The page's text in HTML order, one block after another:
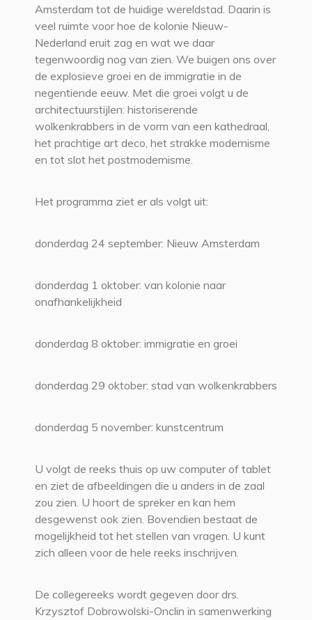
Amsterdam tot de huidige wereldstad. Daarin is
veel ruimte voor hoe de kolonie Nieuw-
Nederland eruit zag en wat we daar
tegenwoordig nog van zien. We buigen ons over
de explosieve groei en de immigratie in de
negentiende eeuw. Met die groei volgt u de
architectuurstijlen: historiserende
wolkenkrabbers in de vorm van een kathedraal,
het prachtige art deco, het strakke modernisme
en tot slot het postmodernisme.
Het programma ziet er als volgt uit:
donderdag 24 september: Nieuw Amsterdam
donderdag 1 oktober: van kolonie naar
onafhankelijkheid
donderdag 8 oktober: immigratie en groei
donderdag 29 oktober: stad van wolkenkrabbers
donderdag 5 november: kunstcentrum
U volgt de reeks thuis op uw computer of tablet
en ziet de afbeeldingen die u anders in de zaal
zou zien. U hoort de spreker en kan hem
desgewenst ook zien. Bovendien bestaat de
mogelijkheid tot het stellen van vragen. U kunt
zich alleen voor de hele reeks inschrijven.
De collegereeks wordt gegeven door drs.
Krzysztof Dobrowolski-Onclin in samenwerking